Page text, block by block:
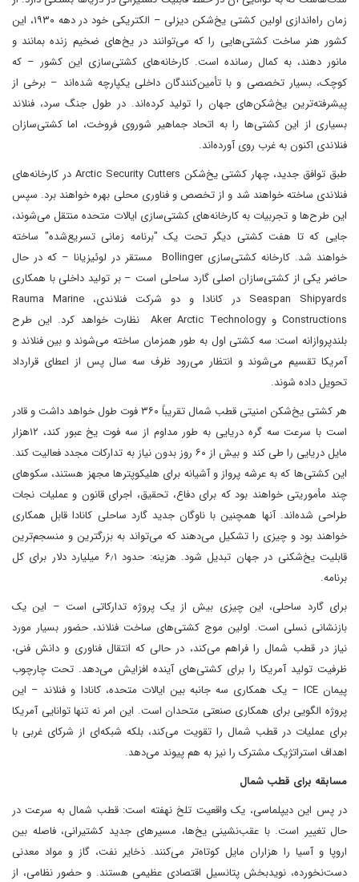
زمان راه‌اندازی اولین کشتی یخ‌شکن دیزلی – الکتریکی خود در دهه ۱۹۳۰، این
کشور هنر ساخت کشتی‌هایی را که می‌توانند در یخ‌های ضخیم زنده بمانند و
مانور دهند، به کمال رسانده است. کارخانه‌های کشتی‌سازی این کشور – که
کوچک، بسیار تخصصی و با تأمین‌کنندگان داخلی یکپارچه شده‌اند – برخی از
پیشرفته‌ترین یخ‌شکن‌های جهان را تولید کرده‌اند. در طول جنگ سرد، فنلاند
بسیاری از این کشتی‌ها را به اتحاد جماهیر شوروی فروخت، اما کشتی‌سازان
فنلاندی اکنون به غرب روی آورده‌اند.
طبق توافق جدید، چهار کشتی یخ‌شکن Arctic Security Cutters در کارخانه‌های
فنلاندی ساخته خواهند شد و از تخصص و فناوری محلی بهره خواهند برد. سپس
این طرح‌ها و تجربیات به کارخانه‌های کشتی‌سازی ایالات متحده منتقل می‌شوند،
جایی که تا هفت کشتی دیگر تحت یک "برنامه زمانی تسریع‌شده" ساخته
خواهند شد. کارخانه کشتی‌سازی Bollinger مستقر در لوئیزیانا – که در حال
حاضر یکی از کشتی‌سازان اصلی گارد ساحلی است – بر تولید داخلی با همکاری
Seaspan Shipyards در کانادا و دو شرکت فنلاندی، Rauma Marine
Constructions و Aker Arctic Technology نظارت خواهد کرد. این طرح
بلندپروازانه است: سه کشتی اول به طور همزمان ساخته می‌شوند و بین فنلاند و
آمریکا تقسیم می‌شوند و انتظار می‌رود ظرف سه سال پس از اعطای قرارداد
تحویل داده شوند.
هر کشتی یخ‌شکن امنیتی قطب شمال تقریباً ۳۶۰ فوت طول خواهد داشت و قادر
است با سرعت سه گره دریایی به طور مداوم از سه فوت یخ عبور کند، ۱۲هزار
مایل دریایی را طی کند و بیش از ۶۰ روز بدون نیاز به تدارکات مجدد فعالیت کند.
این کشتی‌ها که به عرشه پرواز و آشیانه برای هلیکوپترها مجهز هستند، سکوهای
چند مأموریتی خواهند بود که برای دفاع، تحقیق، اجرای قانون و عملیات نجات
طراحی شده‌اند. آنها همچنین با ناوگان جدید گارد ساحلی کانادا قابل همکاری
خواهند بود و چیزی را تشکیل می‌دهند که می‌تواند به بزرگترین و منسجم‌ترین
قابلیت یخ‌شکنی در جهان تبدیل شود. هزینه: حدود ۶٫۱ میلیارد دلار برای کل
برنامه.
برای گارد ساحلی، این چیزی بیش از یک پروژه تدارکاتی است – این یک
بازنشانی نسلی است. اولین موج کشتی‌های ساخت فنلاند، حضور بسیار مورد
نیاز در قطب شمال را فراهم می‌کند، در حالی که انتقال فناوری و دانش فنی،
ظرفیت تولید آمریکا را برای کشتی‌های آینده افزایش می‌دهد. تحت چارچوب
پیمان ICE – یک همکاری سه جانبه بین ایالات متحده، کانادا و فنلاند – این
پروژه الگویی برای همکاری صنعتی متحدان است. این امر نه تنها توانایی آمریکا
برای عملیات در قطب شمال را تقویت می‌کند، بلکه شبکه‌ای از شرکای غربی با
اهداف استراتژیک مشترک را نیز به هم پیوند می‌دهد.
مسابقه برای قطب شمال
در پس این دیپلماسی، یک واقعیت تلخ نهفته است: قطب شمال به سرعت در
حال تغییر است. با عقب‌نشینی یخ‌ها، مسیرهای جدید کشتیرانی، فاصله بین
اروپا و آسیا را هزاران مایل کوتاه‌تر می‌کنند. ذخایر نفت، گاز و مواد معدنی
دست‌نخورده، نویدبخش پتانسیل اقتصادی عظیمی هستند. و حضور نظامی، از